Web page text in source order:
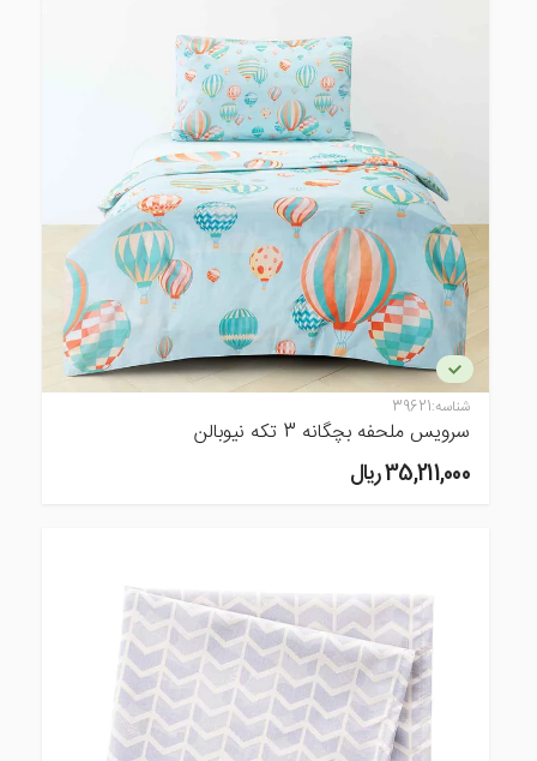
شناسه:39621
سرویس ملحفه بچگانه 3 تکه نیوبالن
35,211,000 ريال